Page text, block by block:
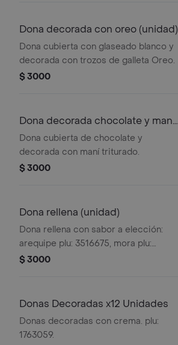
Dona decorada con oreo (unidad)
Dona cubierta con glaseado blanco y
decorada con trozos de galleta Oreo.
$ 3000
Dona decorada chocolate y mani
(unidad)
Dona cubierta de chocolate y
decorada con maní triturado.
$ 3000
Dona rellena (unidad)
Dona rellena con sabor a elección:
arequipe plu: 3516675, mora plu:
3516677 o crema blanca plu: 3516676.
$ 3000
Donas Decoradas x12 Unidades
Donas decoradas con crema. plu:
1763059.